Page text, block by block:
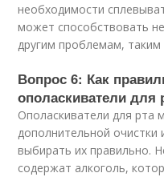
необходимости
может способствовать
другим проблемам, таким
Вопрос 6: Как
ополаскиватели для
Ополаскиватели для рта
дополнительной очистки
выбирать их правильно.
содержат алкоголь,